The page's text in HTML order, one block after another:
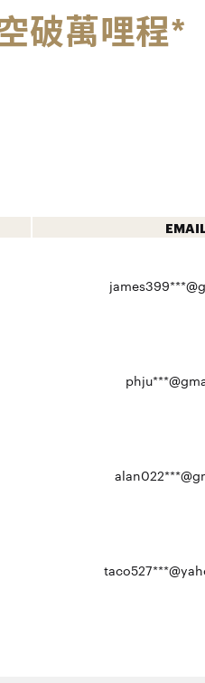
破萬哩程*